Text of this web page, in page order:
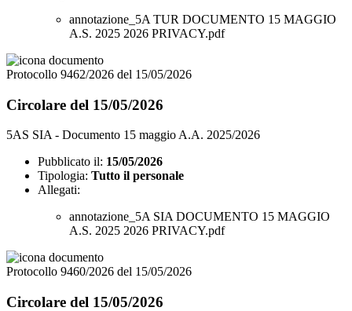
annotazione_5A TUR DOCUMENTO 15 MAGGIO
A.S. 2025 2026 PRIVACY.pdf
Protocollo 9462/2026 del 15/05/2026
Circolare del 15/05/2026
5AS SIA - Documento 15 maggio A.A. 2025/2026
Pubblicato il: 15/05/2026
Tipologia: Tutto il personale
Allegati:
annotazione_5A SIA DOCUMENTO 15 MAGGIO
A.S. 2025 2026 PRIVACY.pdf
Protocollo 9460/2026 del 15/05/2026
Circolare del 15/05/2026